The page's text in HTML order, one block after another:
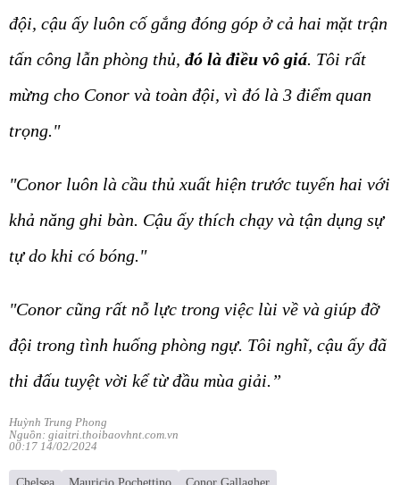
đội, cậu ấy luôn cố gắng đóng góp ở cả hai mặt trận
tấn công lẫn phòng thủ, đó là điều vô giá. Tôi rất
mừng cho Conor và toàn đội, vì đó là 3 điểm quan
trọng."
"Conor luôn là cầu thủ xuất hiện trước tuyến hai với
khả năng ghi bàn. Cậu ấy thích chạy và tận dụng sự
tự do khi có bóng."
"Conor cũng rất nỗ lực trong việc lùi về và giúp đỡ
đội trong tình huống phòng ngự. Tôi nghĩ, cậu ấy đã
thi đấu tuyệt vời kể từ đầu mùa giải.”
Huỳnh Trung Phong
Nguồn: giaitri.thoibaovhnt.com.vn
00:17 14/02/2024